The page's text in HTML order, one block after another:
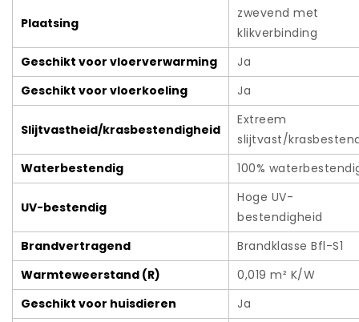
Plaatsing
zwevend met
klikverbinding
Geschikt voor vloerverwarming
Ja
Geschikt voor vloerkoeling
Ja
Slijtvastheid/krasbestendigheid
Extreem
slijtvast/
Waterbestendig
100%
UV-bestendig
Hoge UV-
bestendigheid
Brandvertragend
Brandklasse Bfl-S1
Warmteweerstand (R)
0,019 m² K/W
Geschikt voor huisdieren
Ja